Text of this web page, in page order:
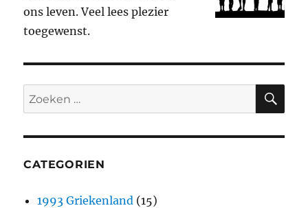
ons leven. Veel lees plezier
toegewenst.
Zoeken
naar:
CATEGORIEN
1993 Griekenland (15)